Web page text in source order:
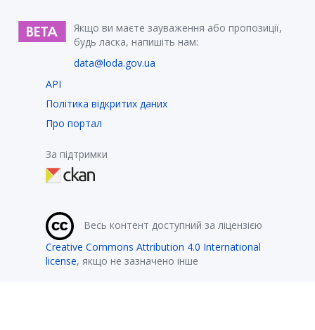
Якщо ви маєте зауваження або пропозиції,
будь ласка, напишіть нам:
data@loda.gov.ua
API
Політика відкритих даних
Про портал
За підтримки
Весь контент доступний за ліцензією
Creative Commons Attribution 4.0 International
license, якщо не зазначено інше